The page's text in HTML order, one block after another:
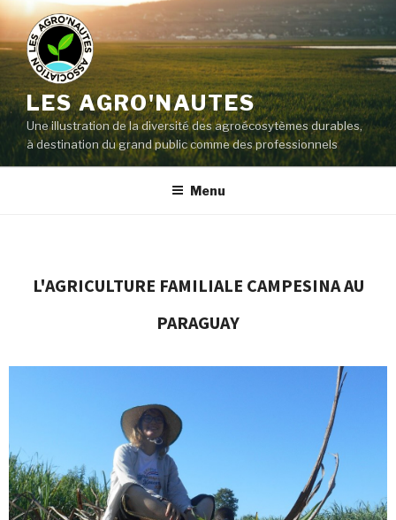
LES AGRO'NAUTES
Une illustration de la diversité des agroécosytèmes durables,
à destination du grand public comme des professionnels
Menu
L'AGRICULTURE FAMILIALE CAMPESINA AU
PARAGUAY